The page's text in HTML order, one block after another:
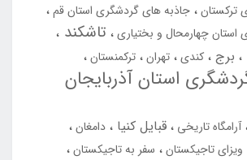
ترکستان جاذبه های گردشگری استان قم
چهارمحال و بختیاری
تاشکند
برج کندی تهران ترکمنستان
استان آذربایجان
آرامگاه تاریخی قبایل کنیا دامغان
ویزای تاجیکستان
سفر به تاجیکستان